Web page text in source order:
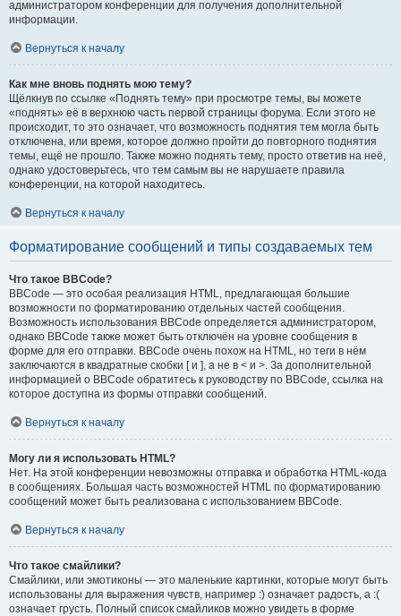
администратором конференции для получения дополнительной
информации.
Вернуться к началу
Как мне вновь поднять мою тему?
Щёлкнув по ссылке «Поднять тему» при просмотре темы, вы можете
«поднять» её в верхнюю часть первой страницы форума. Если этого не
происходит, то это означает, что возможность поднятия тем могла быть
отключена, или время, которое должно пройти до повторного поднятия
темы, ещё не прошло. Также можно поднять тему, просто ответив на неё,
однако удостоверьтесь, что тем самым вы не нарушаете правила
конференции, на которой находитесь.
Вернуться к началу
Форматирование сообщений и типы создаваемых тем
Что такое BBCode?
BBCode — это особая реализация HTML, предлагающая большие
возможности по форматированию отдельных частей сообщения.
Возможность использования BBCode определяется администратором,
однако BBCode также может быть отключён на уровне сообщения в
форме для его отправки. BBCode очень похож на HTML, но теги в нём
заключаются в квадратные скобки [ и ], а не в < и >. За дополнительной
информацией о BBCode обратитесь к руководству по BBCode, ссылка на
которое доступна из формы отправки сообщений.
Вернуться к началу
Могу ли я использовать HTML?
Нет. На этой конференции невозможны отправка и обработка HTML-кода
в сообщениях. Большая часть возможностей HTML по форматированию
сообщений может быть реализована с использованием BBCode.
Вернуться к началу
Что такое смайлики?
Смайлики, или эмотиконы — это маленькие картинки, которые могут быть
использованы для выражения чувств, например :) означает радость, а :(
означает грусть. Полный список смайликов можно увидеть в форме